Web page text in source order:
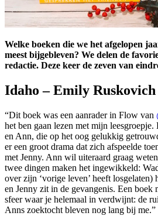
Welke boeken die we het afgelopen
meest bijgebleven? We delen de
redactie. Deze keer de zeven van
Idaho – Emily Ruskovich
“Dit boek was een aanrader in Flow van
het ben gaan lezen met mijn
en Ann, die op het oog gelukkig
er een groot drama dat zich afspeelde
met Jenny. Ann wil uiteraard graag
twee dingen maken het ingewikkeld:
over zijn ‘vorige leven’ heeft losgelaten)
en Jenny zit in de gevangenis. Een boek
sfeer waar je helemaal in verdwijnt: de
Anns zoektocht bleven nog lang bij me.”